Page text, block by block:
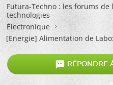
Futura-Techno : les forums
technologies
Électronique
[Energie] Alimentation de
 RÉPONDRE